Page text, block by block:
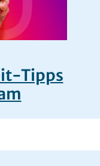
Tipps